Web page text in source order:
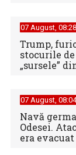
07 August, 08:28
Trump,
stocurile
„sursele”
07 August, 08:04
Navă
Odesei.
era evacuat